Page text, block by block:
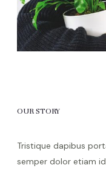
OUR STORY
Tristique dapibus
semper dolor etiam